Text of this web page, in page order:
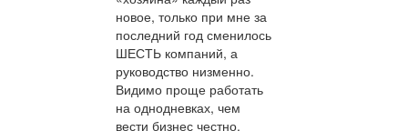
новое, только при мне за
последний год сменилось
ШЕСТЬ компаний, а
руководство низменно.
Видимо проще работать
на однодневках, чем
вести бизнес честно.